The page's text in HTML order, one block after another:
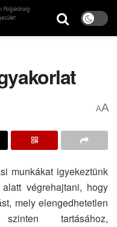
AA
munkákat igyekeztünk
végrehajtani, hogy
mely elengedhetetlen
tartásához,